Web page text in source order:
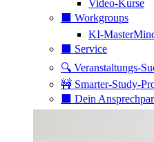
Video-Kurse
⬛️ Workgroups
KI-
⬛️ Service
🔍 Veranstaltungs-
🚧 Smarter-Study-
⬛️ Dein